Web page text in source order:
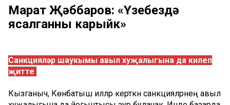
Марат Җәббаров: «Үзебездә
ясалганны карыйк»
Санкцияләр шаукымы авыл хуҗалыгына да килеп
җитте
Кызганыч, Көнбатыш илләр керткән санкцияләрнең авыл